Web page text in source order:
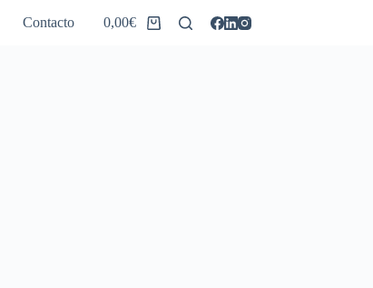
Contacto
Carro
0,00€